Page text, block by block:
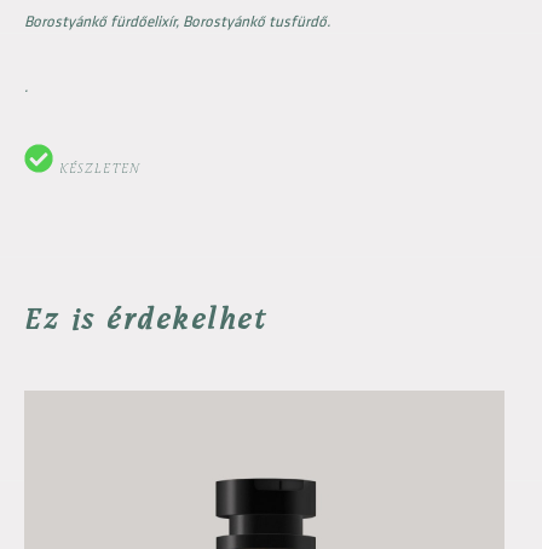
Borostyánkő fürdőelixír, Borostyánkő tusfürdő.
.
KÉSZLETEN
Ez is érdekelhet